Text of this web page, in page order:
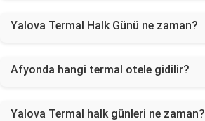
Yalova Termal Halk Günü ne zaman?
Afyonda hangi termal otele gidilir?
Yalova Termal halk günleri ne zaman?